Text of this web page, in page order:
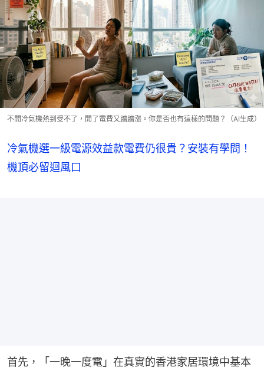
不開冷氣機熱到受不了，開了電費又蹭蹭漲。你是否也有這樣的問題？（AI生成）
冷氣機選一級電源效益款電費仍很貴？安裝有學問！
機頂必留迴風口
首先，「一晚一度電」在真實的香港家居環境中基本